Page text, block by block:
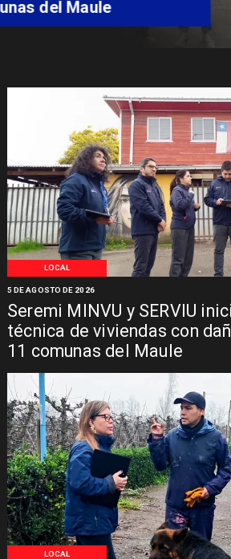
LOCAL
Seremi MINVU y SERVIU
técnica de viviendas con
11 comunas del Maule
5 DE AGOSTO DE 2026
LOCAL
Síndrome de Intestino Corto